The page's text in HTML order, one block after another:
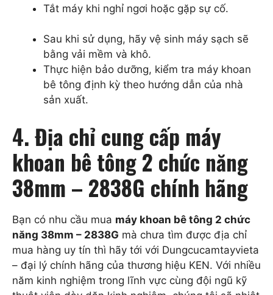
Tắt máy khi nghỉ ngơi hoặc gặp sự cố.
Sau khi sử dụng, hãy vệ sinh máy sạch sẽ
bằng vải mềm và khô.
Thực hiện bảo dưỡng, kiểm tra máy khoan
bê tông định kỳ theo hướng dẫn của nhà
sản xuất.
4. Địa chỉ cung cấp máy
khoan bê tông 2 chức năng
38mm – 2838G chính hãng
Bạn có nhu cầu mua máy khoan bê tông 2 chức
năng 38mm – 2838G mà chưa tìm được địa chỉ
mua hàng uy tín thì hãy tới với Dungcucamtayvieta
– đại lý chính hãng của thương hiệu KEN. Với nhiều
năm kinh nghiệm trong lĩnh vực cùng đội ngũ kỹ